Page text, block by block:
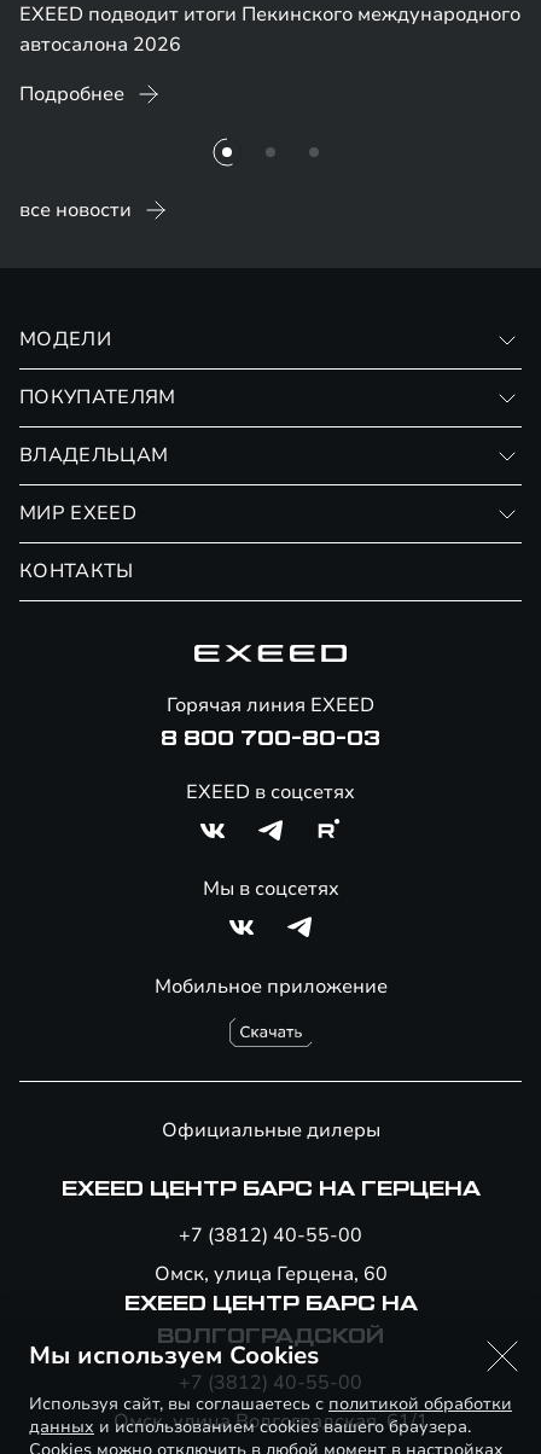
EXEED подводит итоги Пекинского международного
автосалона 2026
Подробнее
все новости
МОДЕЛИ
ПОКУПАТЕЛЯМ
Страхование
ВЛАДЕЛЬЦАМ
Сервис
Помощь на дорогах
МИР EXEED
КОНТАКТЫ
Мобильное приложение
Горячая линия EXEED
8 800 700-80-03
EXEED в соцсетях
Мы в соцсетях
Официальные дилеры
EXEED ЦЕНТР БАРС НА ГЕРЦЕНА
+7 (3812) 40-55-00
Омск, улица Герцена, 60
EXEED ЦЕНТР БАРС НА
ВОЛГОГРАДСКОЙ
+7 (3812) 40-55-00
Омск, улица Волгоградская, 61/1
Мы используем Cookies
Используя сайт, вы соглашаетесь с политикой обработки
данных и использованием cookies вашего браузера.